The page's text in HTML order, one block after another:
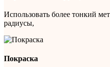
Использовать более тонкий
радиусы,
Покраска